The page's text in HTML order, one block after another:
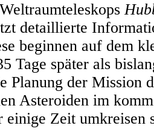
detaillierte
beginnen auf dem
Tage später als
Planung der Mission
Asteroiden im
einige Zeit umkreisen